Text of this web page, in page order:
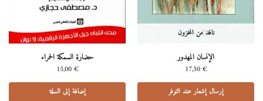
نافد من المخزون
الإنسان المهدور
17,50€
إرسال إشعار عند التوفر
حضارة السمكة الحمراء
15,00€
إضافة إلى السلة